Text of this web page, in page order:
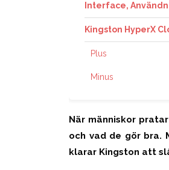
Interface,
Kingston HyperX
Plus
Minus
När människor
och vad de gör bra.
klarar Kingston att